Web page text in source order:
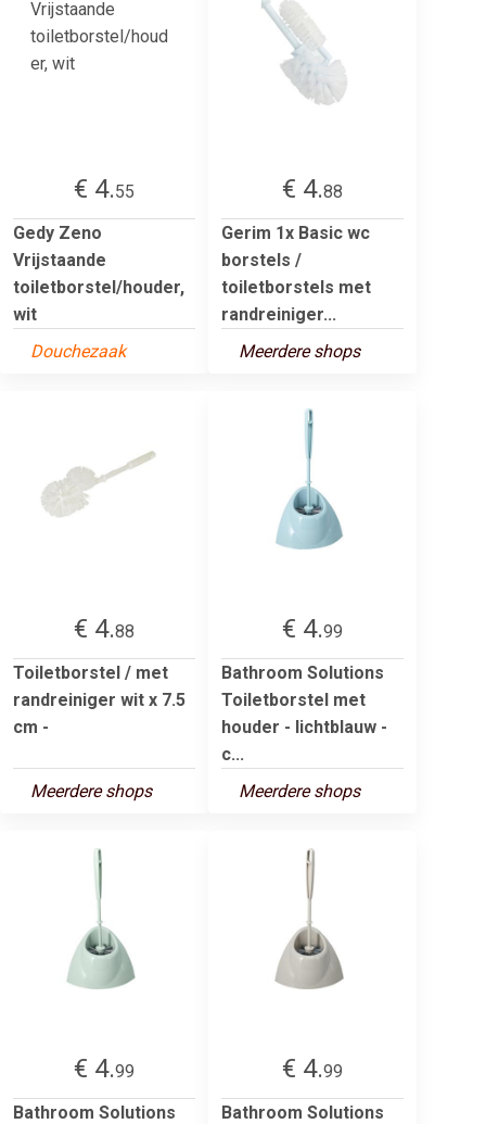
€ 4.55
Gedy Zeno
Vrijstaande
toiletborstel/houder,
wit
Douchezaak
€ 4.88
Gerim 1x Basic wc
borstels /
toiletborstels met
randreiniger...
Meerdere shops
€ 4.88
Toiletborstel / met
randreiniger wit x 7.5
cm -
Meerdere shops
€ 4.99
Bathroom Solutions
Toiletborstel met
houder - lichtblauw -
c...
Meerdere shops
€ 4.99
Bathroom Solutions
€ 4.99
Bathroom Solutions